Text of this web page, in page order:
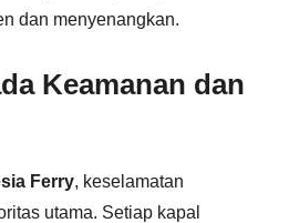
dan menyenangkan.
Keamanan dan
Ferry, keselamatan
utama. Setiap kapal